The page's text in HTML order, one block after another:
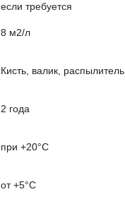
если требуется
8 м2/л
Кисть, валик, распылитель.
2 года
при +20°С
от +5°С